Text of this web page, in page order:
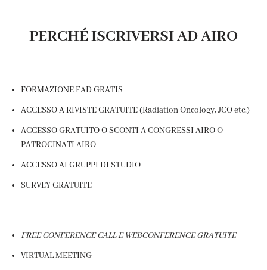
PERCHÉ ISCRIVERSI AD AIRO
FORMAZIONE FAD GRATIS
ACCESSO A RIVISTE GRATUITE (Radiation Oncology, JCO etc.)
ACCESSO GRATUITO O SCONTI A CONGRESSI AIRO O
PATROCINATI AIRO
ACCESSO AI GRUPPI DI STUDIO
SURVEY GRATUITE
FREE CONFERENCE CALL E WEBCONFERENCE GRATUITE
VIRTUAL MEETING